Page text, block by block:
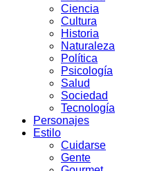
Ciencia
Cultura
Historia
Naturaleza
Política
Psicología
Salud
Sociedad
Tecnología
Personajes
Estilo
Cuidarse
Gente